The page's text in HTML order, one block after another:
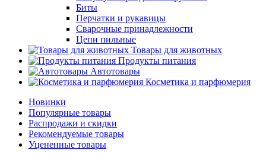
Биты
Перчатки и рукавицы
Сварочные принадлежности
Цепи пильные
Товары для животных
Продукты питания
Автотовары
Косметика и парфюмерия
Новинки
Популярные товары
Распродажи и скидки
Рекомендуемые товары
Уцененные товары